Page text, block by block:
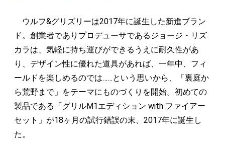
ウルフ&グリズリーは2017年に誕生した新進ブラン
ド。創業者でありプロデューサであるジョージ・リズ
カラは、気軽に持ち運びができるうえに耐久性があ
り、デザイン性に優れた道具があれば、一年中、フィ
ールドを楽しめるのでは……という思いから、「裏庭か
ら荒野まで」をテーマにものづくりを開始。初めての
製品である「グリルM1エディション with ファイアー
セット」が18ヶ月の試行錯誤の末、2017年に誕生し
た。